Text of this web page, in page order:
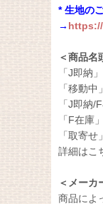
* 生地の
→
＜商品名
「J即納
「移動
「J即納
「F在庫
「取寄
詳細はこ
＜メーカ
商品によ